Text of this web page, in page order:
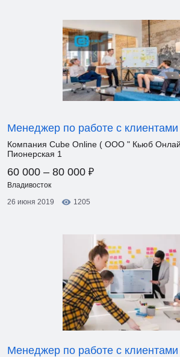
Менеджер по работе с клиентами
Компания Cube Online ( ООО " Кьюб
Пионерская 1
60 000 – 80 000 ₽
Владивосток
26 июня 2019
1205
Менеджер по работе с клиентами